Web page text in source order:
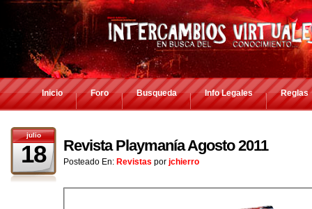
Inicio Foro Busqueda Info Legales Reglas
julio
18 Revista Playmanía Agosto 2011
Posteado En: Revistas por jchierro